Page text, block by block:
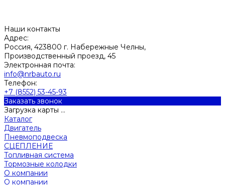
Наши контакты
Адрес:
Россия, 423800 г. Набережные Челны,
Производственный проезд, 45
Электронная почта:
info@nrbauto.ru
Телефон:
+7 (8552) 53-45-93
Заказать звонок
Загрузка карты ...
Каталог
Двигатель
Пневмоподвеска
СЦЕПЛЕНИЕ
Топливная система
Тормозные колодки
О компании
О компании